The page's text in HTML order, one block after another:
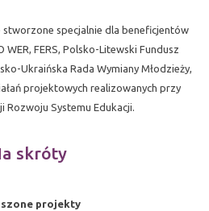
specjalnie dla beneficjentów
FERS, Polsko-Litewski Fundusz
Ukraińska Rada Wymiany Młodzieży,
projektowych realizowanych przy
Rozwoju Systemu Edukacji.
skróty
projekty